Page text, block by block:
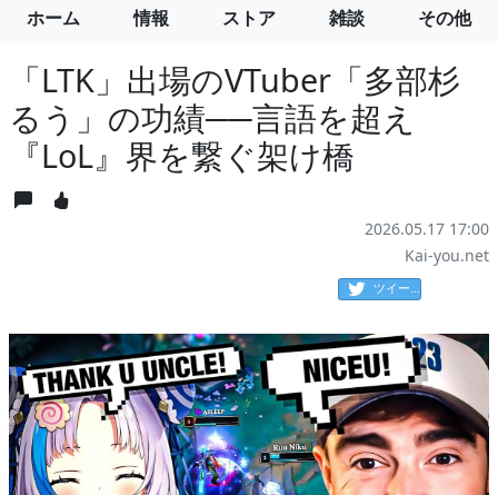
ホーム 情報 ストア 雑談 その他
「LTK」出場のVTuber「多部杉
るう」の功績──言語を超え
『LoL』界を繋ぐ架け橋
2026.05.17 17:00
Kai-you.net
ツイート